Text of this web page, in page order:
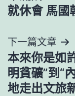
覽
就休會 馬國
下一篇文章
本來你是如
明貧礦”到“
地走出文旅